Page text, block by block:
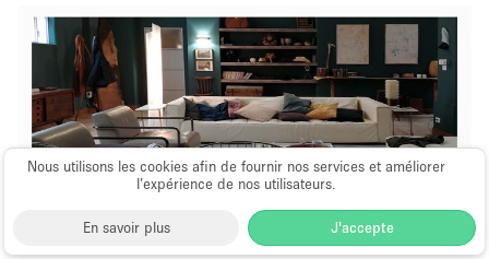
Nous utilisons les cookies afin de fournir nos services et améliorer
l’expérience de nos utilisateurs.
En savoir plus J'accepte